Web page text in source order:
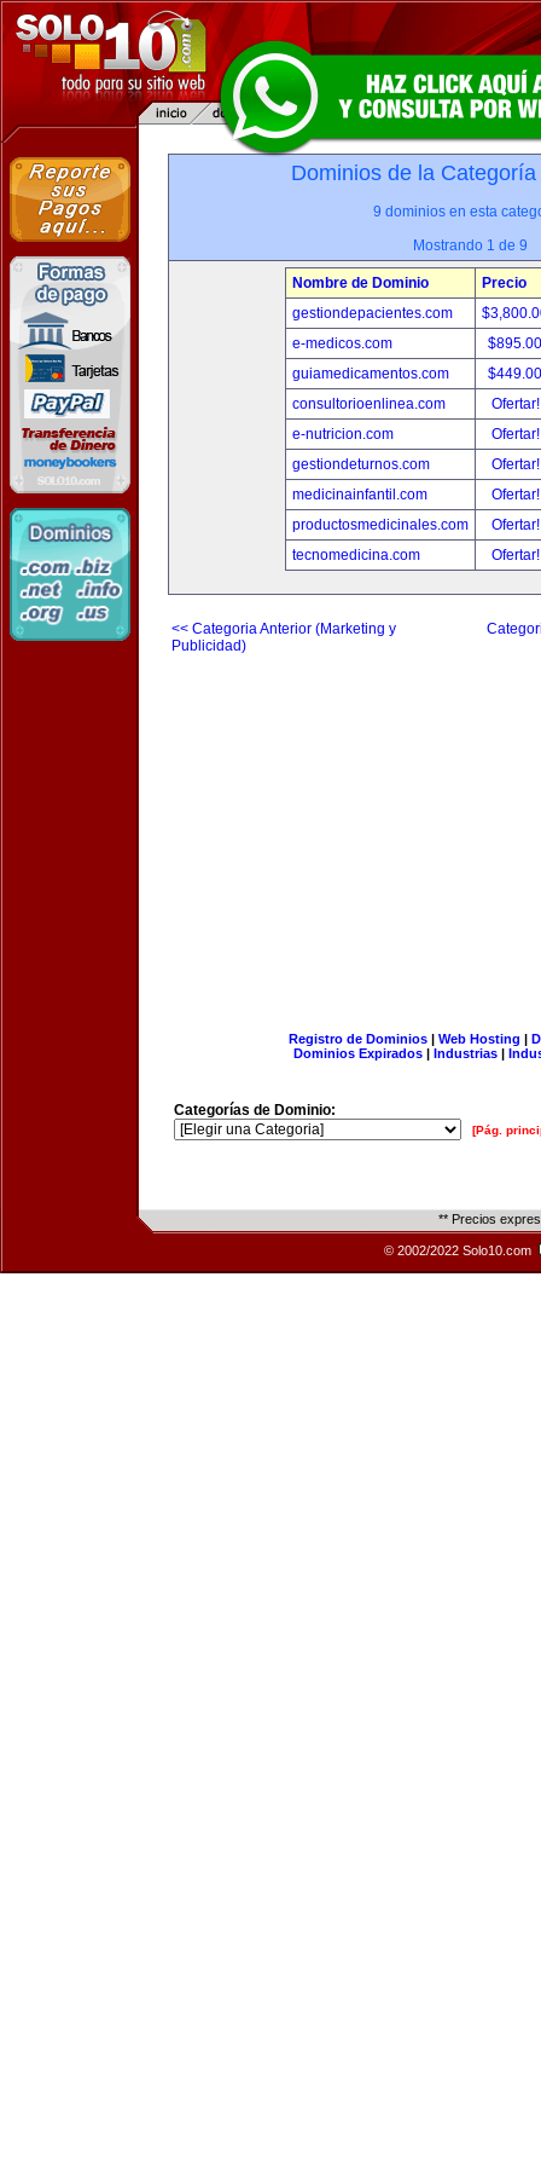
Dominios de la
9 dominios en esta
Mostrando 1 de 9
Nombre de Dominio
Precio
gestiondepacientes.com
e-medicos.com
guiamedicamentos.com
consultorioenlinea.com
e-nutricion.com
gestiondeturnos.com
medicinainfantil.com
productosmedicinales.com
tecnomedicina.com
<< Categoria Anterior (Marketing y
Publicidad)
Registro de Dominios| Web Hosting |
Dominios Expirados | Industrias |
Categorías de Dominio:
[Pág.
** Precios
© 2002/2022 Solo10.com